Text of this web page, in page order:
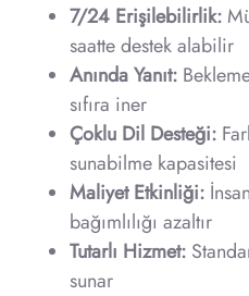
7/24 Erişilebilirlik:
saatte destek alabilir
Anında Yanıt:
sıfıra iner
Çoklu Dil Desteği:
sunabilme kapasitesi
Maliyet Etkinliği:
bağımlılığı azaltır
Tutarlı Hizmet:
sunar